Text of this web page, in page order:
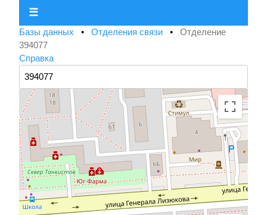
☰
Базы данных • Отделения связи • Отделение
394077
Справка